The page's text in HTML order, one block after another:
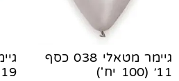
גיימר מטאלי 038 כסף
11׳ (100 יח')
19' (50 יח')